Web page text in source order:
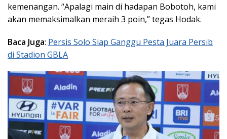
kemenangan. “Apalagi main di hadapan Bobotoh, kami
akan memaksimalkan meraih 3 poin,” tegas Hodak.
Baca Juga: Persis Solo Siap Ganggu Pesta Juara Persib
di Stadion GBLA